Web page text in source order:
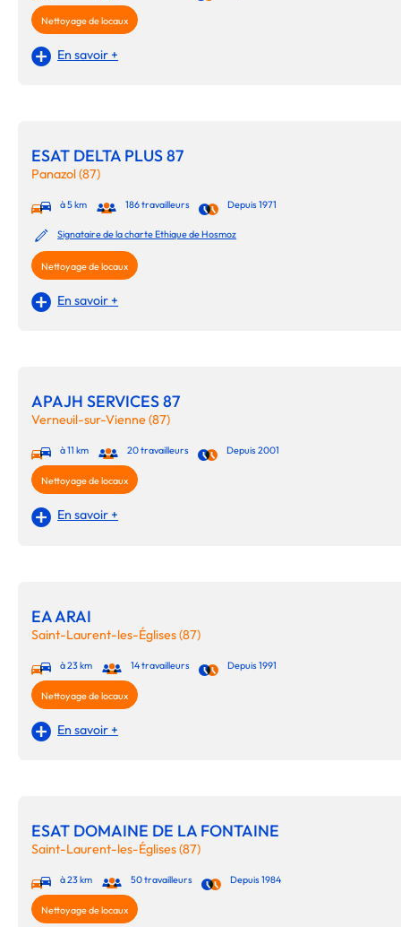
Nettoyage de locaux
En savoir +
ESAT DELTA PLUS 87
Panazol (87)
à 5 km 186 travailleurs Depuis 1971
Signataire de la charte Ethique de Hosmoz
Nettoyage de locaux
En savoir +
APAJH SERVICES 87
Verneuil-sur-Vienne (87)
à 11 km 20 travailleurs Depuis 2001
Nettoyage de locaux
En savoir +
EA ARAI
Saint-Laurent-les-Églises (87)
à 23 km 14 travailleurs Depuis 1991
Nettoyage de locaux
En savoir +
ESAT DOMAINE DE LA FONTAINE
Saint-Laurent-les-Églises (87)
à 23 km 50 travailleurs Depuis 1984
Nettoyage de locaux